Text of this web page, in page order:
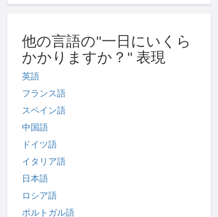
他の言語の"一日にいくら
かかりますか？" 表現
英語
フランス語
スペイン語
中国語
ドイツ語
イタリア語
日本語
ロシア語
ポルトガル語